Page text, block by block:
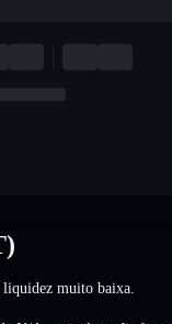
muito baixa.